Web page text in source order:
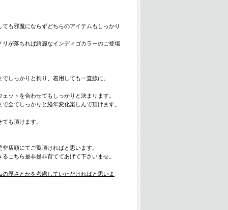
も邪魔にならずどちらのアイテムもしっかり
が落ちれば綺麗なインディゴカラーのご登場
しっかりと拘り、着用しても一直線に。
ットを合わせてもしっかりと決まります。
全てしっかりと経年変化楽しんで頂けます。
も頂けます。
店頭にてご覧頂ければと思います。
こちら是非是非育ててあげて下さいませ。
厚さとかを考慮していただければと思いま